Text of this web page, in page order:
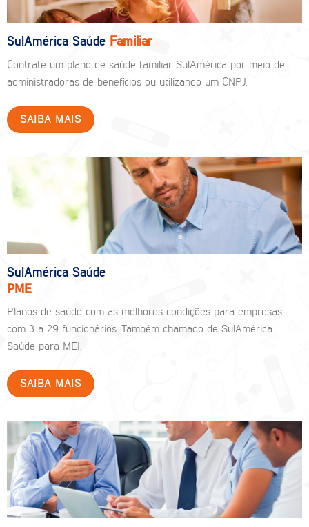
SulAmérica Saúde Familiar
Contrate um plano de saúde familiar SulAmérica por meio de
administradoras de benefícios ou utilizando um CNPJ.
SAIBA MAIS
SulAmérica Saúde
PME
Planos de saúde com as melhores condições para empresas
com 3 a 29 funcionários. Também chamado de SulAmérica
Saúde para MEI.
SAIBA MAIS